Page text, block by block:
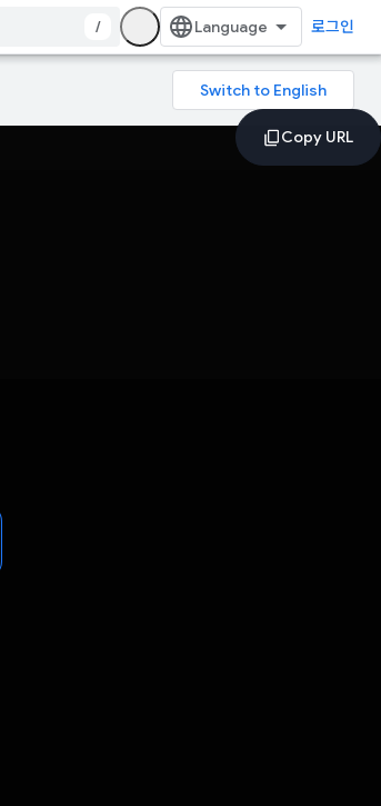
/ 로그인